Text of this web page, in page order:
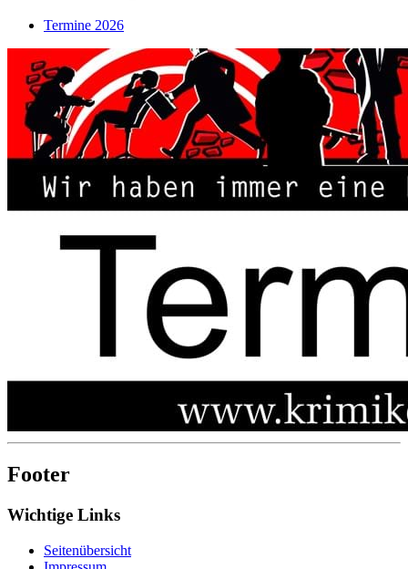
Termine 2026
Footer
Wichtige Links
Seitenübersicht